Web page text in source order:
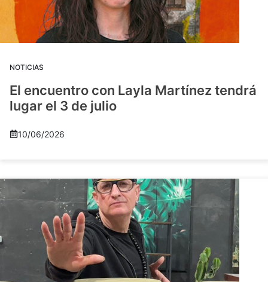
NOTICIAS
El encuentro con Layla Martínez tendrá
lugar el 3 de julio
10/06/2026